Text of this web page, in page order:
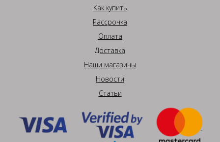
Как купить
Рассрочка
Оплата
Доставка
Наши магазины
Новости
Статьи